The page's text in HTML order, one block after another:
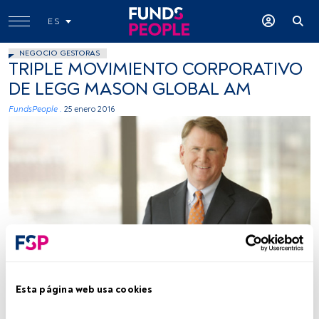
Esta página web usa cookies
ES
NEGOCIO GESTORAS
TRIPLE MOVIMIENTO CORPORATIVO
DE LEGG MASON GLOBAL AM
FundsPeople . 25 enero 2016
Foto cedida
Tiempo lectura: 2 min.